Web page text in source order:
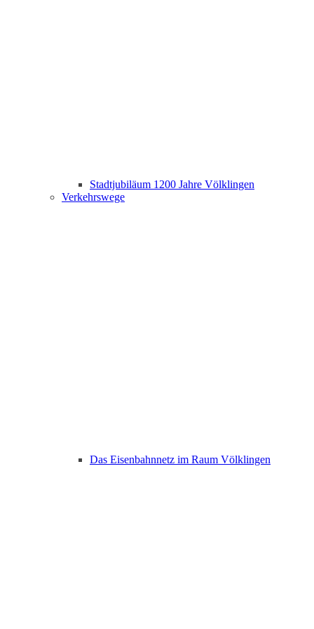
Stadtjubiläum 1200 Jahre Völklingen
Verkehrswege
Das Eisenbahnnetz im Raum Völklingen